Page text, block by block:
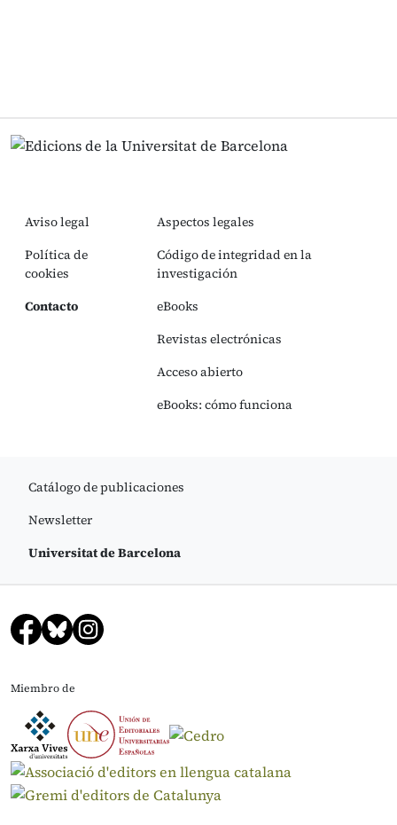
Aviso legal
Política de
cookies
Contacto
Aspectos legales
Código de integridad en la
investigación
eBooks
Revistas electrónicas
Acceso abierto
eBooks: cómo funciona
Catálogo de publicaciones
Newsletter
Universitat de Barcelona
Miembro de